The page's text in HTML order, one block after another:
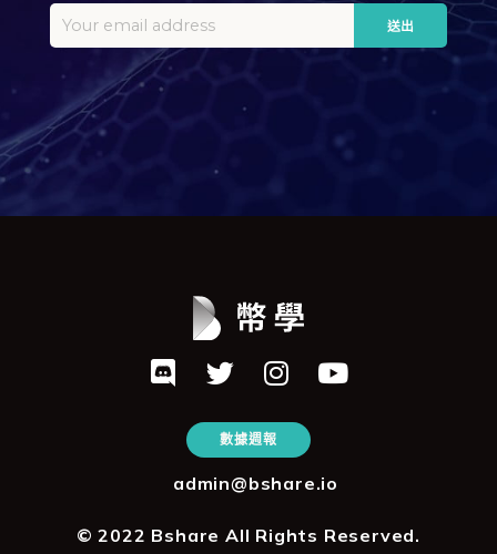
數據週報
admin@bshare.io
© 2022 Bshare All Rights Reserved.